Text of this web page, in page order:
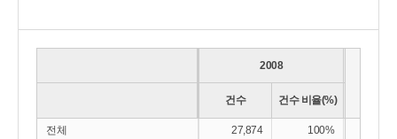
전체
2008
건수 건수 비율(%)
27,874 100%